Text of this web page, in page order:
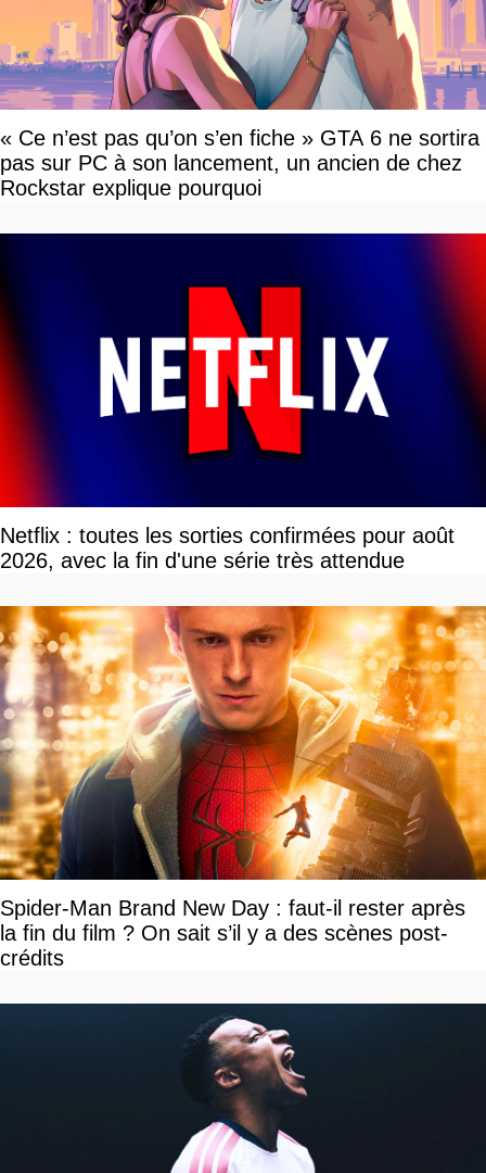
« Ce n’est pas qu’on s’en fiche » GTA 6 ne sortira
pas sur PC à son lancement, un ancien de chez
Rockstar explique pourquoi
Netflix : toutes les sorties confirmées pour août
2026, avec la fin d'une série très attendue
Spider-Man Brand New Day : faut-il rester après
la fin du film ? On sait s’il y a des scènes post-
crédits